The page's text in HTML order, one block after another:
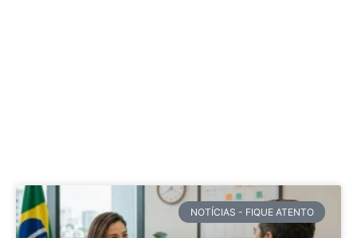
NOTÍCIAS - FIQUE ATENTO